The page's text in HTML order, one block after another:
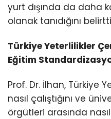
yurt dışında da daha
olanak tanıdığını
Türkiye Yeterlilikler
Eğitim
Prof. Dr. İlhan, Türkiye
nasıl çalıştığını ve
örgütleri arasında